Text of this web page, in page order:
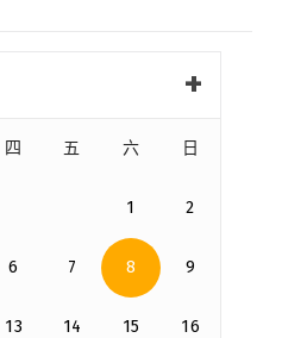
四 五 六 日
1 2
6 7 8 9
13 14 15 16